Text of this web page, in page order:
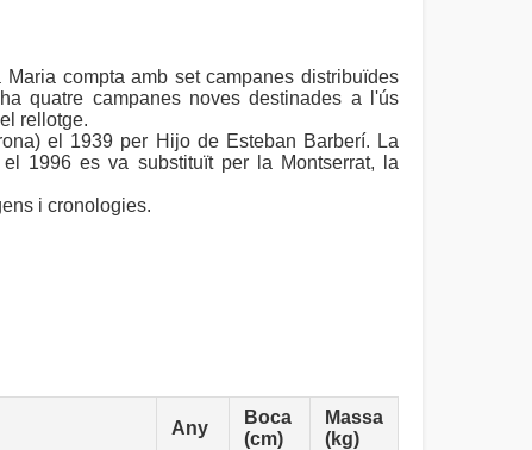
compta amb set campanes distribuïdes
quatre campanes noves destinades a l'ús
rellotge.
el 1939 per Hijo de Esteban Barberí. La
1996 es va substituït per la Montserrat, la
i cronologies.
Any
Boca
(cm)
Massa
(kg)